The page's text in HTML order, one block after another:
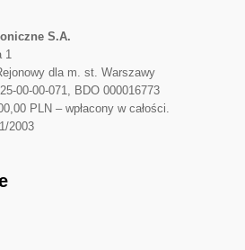
S.A.
1
dla m. st. Warszawy
00-00-071, BDO 000016773
PLN – wpłacony w całości.
2003